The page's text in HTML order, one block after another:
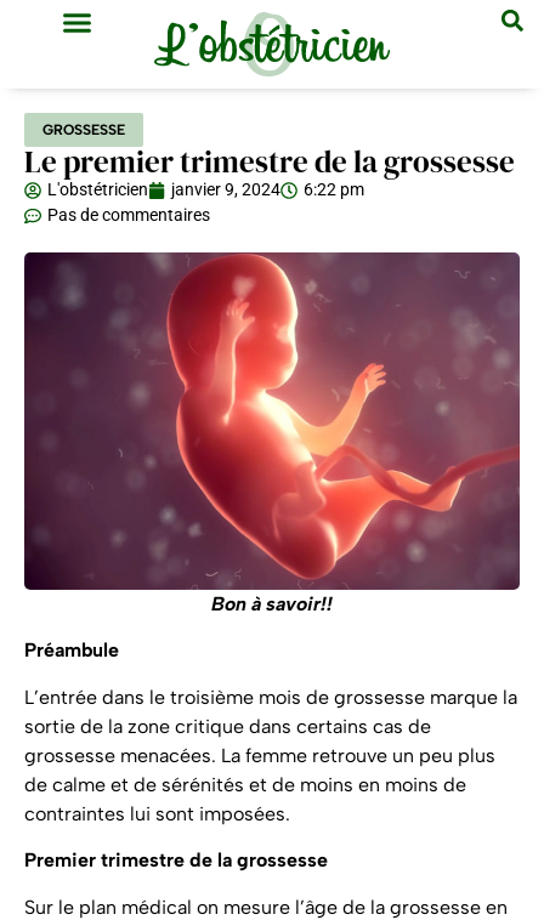
GROSSESSE
Le premier trimestre de la grossesse
L'obstétricien janvier 9, 2024
6:22 pm
Pas de commentaires
Bon à savoir!!
Préambule
L’entrée dans le troisième mois de grossesse marque la
sortie de la zone critique dans certains cas de
grossesse menacées. La femme retrouve un peu plus
de calme et de sérénités et de moins en moins de
contraintes lui sont imposées.
Premier trimestre de la grossesse
Sur le plan médical on mesure l’âge de la grossesse en